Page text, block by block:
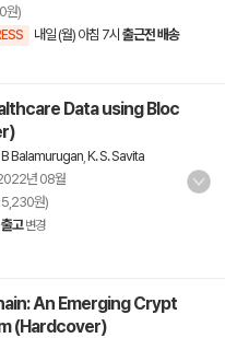
원)
내일 (월) 아침 7시 출근전 배송
Data using Bloc
B Balamurugan K. S. Savita
년 08월
원)
고 변경
An Emerging Crypt
(Hardcover)